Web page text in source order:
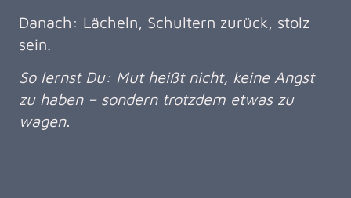
Danach: Lächeln, Schultern zurück, stolz
sein.
So lernst Du: Mut heißt nicht, keine Angst
zu haben – sondern trotzdem etwas zu
wagen.